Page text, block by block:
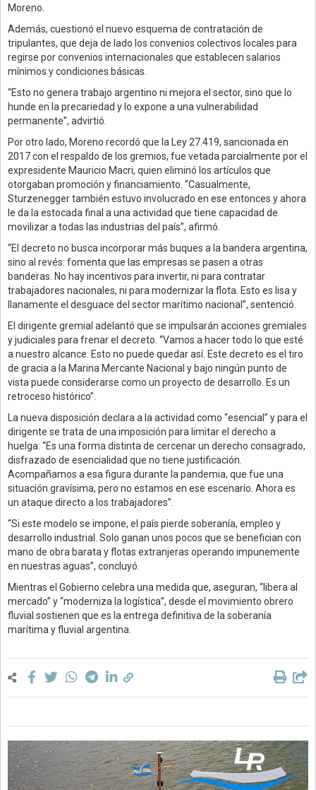
Moreno.
Además, cuestionó el nuevo esquema de contratación de
tripulantes, que deja de lado los convenios colectivos locales para
regirse por convenios internacionales que establecen salarios
mínimos y condiciones básicas.
“Esto no genera trabajo argentino ni mejora el sector, sino que lo
hunde en la precariedad y lo expone a una vulnerabilidad
permanente”, advirtió.
Por otro lado, Moreno recordó que la Ley 27.419, sancionada en
2017 con el respaldo de los gremios, fue vetada parcialmente por el
expresidente Mauricio Macri, quien eliminó los artículos que
otorgaban promoción y financiamiento. “Casualmente,
Sturzenegger también estuvo involucrado en ese entonces y ahora
le da la estocada final a una actividad que tiene capacidad de
movilizar a todas las industrias del país”, afirmó.
“El decreto no busca incorporar más buques a la bandera argentina,
sino al revés: fomenta que las empresas se pasen a otras
banderas. No hay incentivos para invertir, ni para contratar
trabajadores nacionales, ni para modernizar la flota. Esto es lisa y
llanamente el desguace del sector marítimo nacional”, sentenció.
El dirigente gremial adelantó que se impulsarán acciones gremiales
y judiciales para frenar el decreto. “Vamos a hacer todo lo que esté
a nuestro alcance. Esto no puede quedar así. Este decreto es el tiro
de gracia a la Marina Mercante Nacional y bajo ningún punto de
vista puede considerarse como un proyecto de desarrollo. Es un
retroceso histórico”.
La nueva disposición declara a la actividad como “esencial” y para el
dirigente se trata de una imposición para limitar el derecho a
huelga: “Es una forma distinta de cercenar un derecho consagrado,
disfrazado de esencialidad que no tiene justificación.
Acompañamos a esa figura durante la pandemia, que fue una
situación gravísima, pero no estamos en ese escenario. Ahora es
un ataque directo a los trabajadores”.
“Si este modelo se impone, el país pierde soberanía, empleo y
desarrollo industrial. Solo ganan unos pocos que se benefician con
mano de obra barata y flotas extranjeras operando impunemente
en nuestras aguas”, concluyó.
Mientras el Gobierno celebra una medida que, aseguran, “libera al
mercado” y “moderniza la logística”, desde el movimiento obrero
fluvial sostienen que es la entrega definitiva de la soberanía
marítima y fluvial argentina.